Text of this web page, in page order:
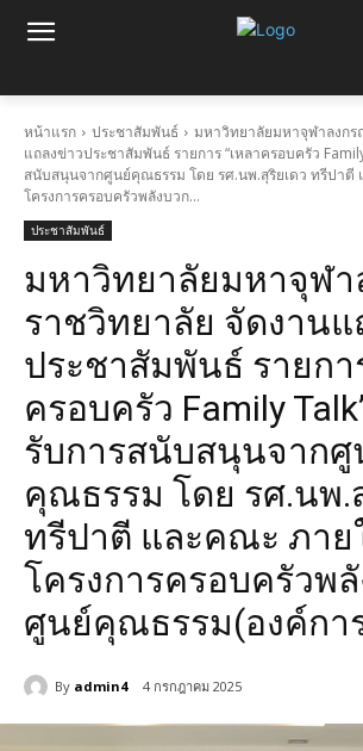
หน้าแรก ประชาสัมพันธ์
มหาวิทยาลัยมหาจุฬาลงก
แถลงข่าวประชาสัมพันธ์ รายการ “เหลาครอบครัว
สนับสนุนจากศูนย์คุณธรรม โดย รศ.นพ.สุริยเดว ทรีปาตี
โครงการครอบครัวพลังบวก...
ประชาสัมพันธ์
มหาวิทยาลัยมหาจุฬ
ราชวิทยาลัย จัดงานแ
ประชาสัมพันธ์ รายกา
ครอบครัว Family
รับการสนับสนุนจากศู
คุณธรรม โดย รศ.นพ.
ทรีปาตี และคณะ ภาย
โครงการครอบครัวพ
ศูนย์คุณธรรม(องค์กา
By admin4 4 กรกฎาคม 2025